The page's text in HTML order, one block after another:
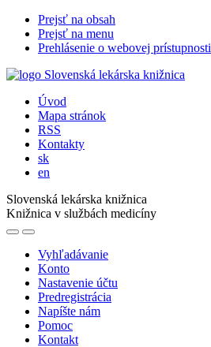
Prejsť na obsah
Prejsť na menu
Prehlásenie o webovej prístupnosti
Úvod
Mapa stránok
RSS
Kontakty
sk
en
Slovenská lekárska knižnica
Knižnica v službách medicíny
Vyhľadávanie
Konto
Nastavenie účtu
Predregistrácia
Napíšte nám
Pomoc
Kontakt